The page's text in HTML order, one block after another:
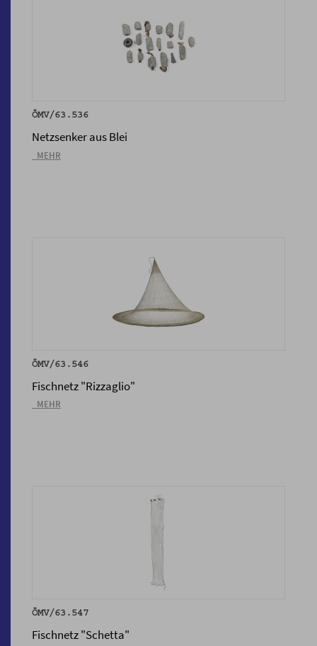
ÖMV/63.536
Netzsenker aus Blei
_MEHR
ÖMV/63.546
Fischnetz "Rizzaglio"
_MEHR
ÖMV/63.547
Fischnetz "Schetta"